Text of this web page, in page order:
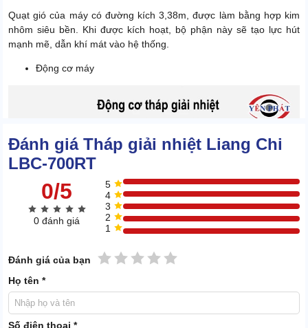
Quạt gió của máy có đường kích 3,38m, được làm bằng hợp kim
nhôm siêu bền. Khi được kích hoạt, bộ phận này sẽ tạo lực hút
mạnh mẽ, dẫn khí mát vào hệ thống.
Động cơ máy
Đánh giá Tháp giải nhiệt Liang Chi
LBC-700RT
0/5
0 đánh giá
5
4
3
2
1
Đánh giá của bạn 5 sao
4 sao
3 sao
2 sao
1 sao
Họ tên *
Số điện thoại *